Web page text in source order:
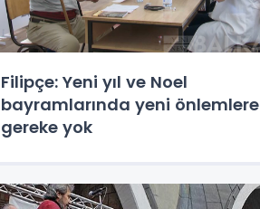
Filipçe: Yeni yıl ve Noel
bayramlarında yeni önlemlere
gereke yok